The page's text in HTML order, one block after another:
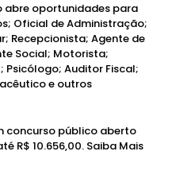
abre oportunidades para
Oficial de Administração;
Recepcionista; Agente de
Social; Motorista;
Psicólogo; Auditor Fiscal;
e outros
concurso público aberto
R$ 10.656,00. Saiba Mais